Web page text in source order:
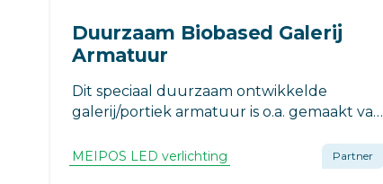
Duurzaam Biobased Galerij
Armatuur
Dit speciaal duurzaam ontwikkelde
galerij/portiek armatuur is o.a. gemaakt van
armatuur is voorzien van ons QUALEDY
LED T5 buisje. Hiermee is deze lamp de
MEIPOS LED verlichting Partner